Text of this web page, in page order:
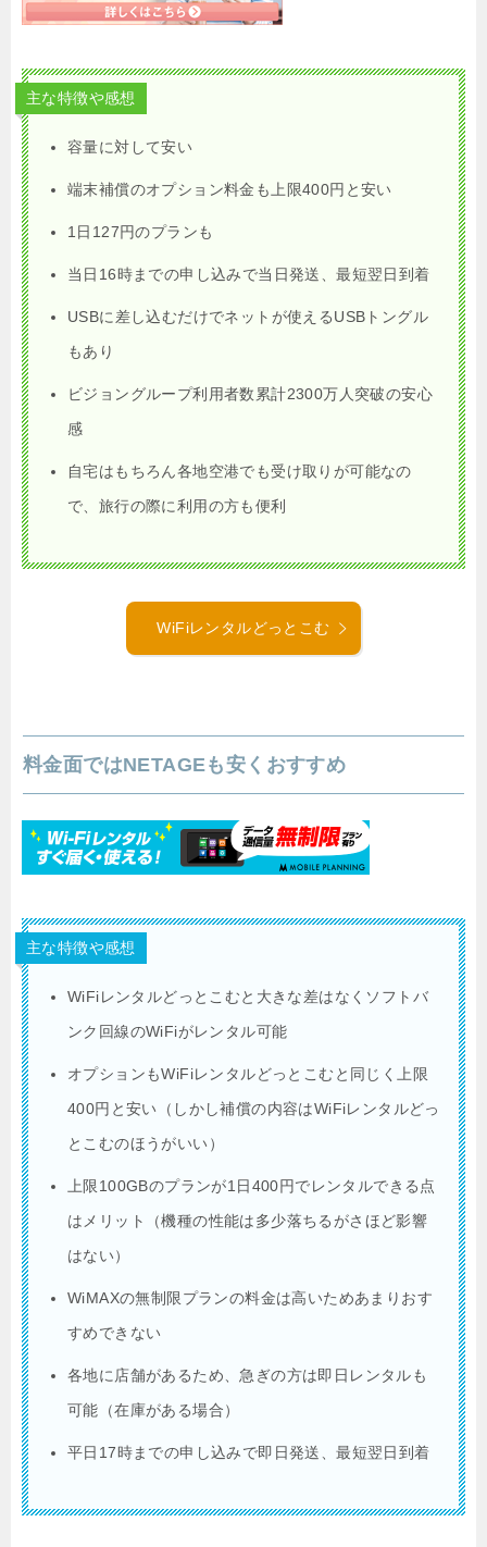
主な特徴や感想
容量に対して安い
端末補償のオプション料金も上限400円と安い
1日127円のプランも
当日16時までの申し込みで当日発送、最短翌日到着
USBに差し込むだけでネットが使えるUSBトングル
もあり
ビジョングループ利用者数累計2300万人突破の安心
感
自宅はもちろん各地空港でも受け取りが可能なの
で、旅行の際に利用の方も便利
WiFiレンタルどっとこむ
料金面ではNETAGEも安くおすすめ
主な特徴や感想
WiFiレンタルどっとこむと大きな差はなくソフトバ
ンク回線のWiFiがレンタル可能
オプションもWiFiレンタルどっとこむと同じく上限
400円と安い（しかし補償の内容はWiFiレンタルどっ
とこむのほうがいい）
上限100GBのプランが1日400円でレンタルできる点
はメリット（機種の性能は多少落ちるがさほど影響
はない）
WiMAXの無制限プランの料金は高いためあまりおす
すめできない
各地に店舗があるため、急ぎの方は即日レンタルも
可能（在庫がある場合）
平日17時までの申し込みで即日発送、最短翌日到着